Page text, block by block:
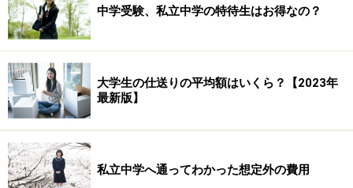
しています。もし少しでも「本当に意味あるのかな」と
思っているのであれば、いろいろな視点から考えて、
か？
幼児教育について考える上でのポイント6つ
もし幼児期に習わせたいものができたら、以下の6つの
中学受験、私立中学の特待生はお得なの？
大学生の仕送りの平均額はいくら？【2023年
最新版】
私立中学へ通ってわかった想定外の費用